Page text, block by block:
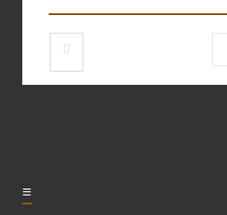
≡